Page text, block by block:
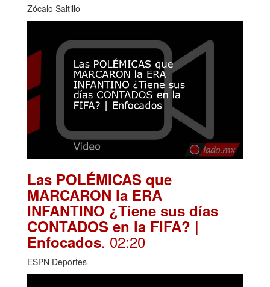
Zócalo Saltillo
Las POLÉMICAS que
MARCARON la ERA
INFANTINO ¿Tiene sus días
CONTADOS en la FIFA? |
Enfocados. 02:20
ESPN Deportes